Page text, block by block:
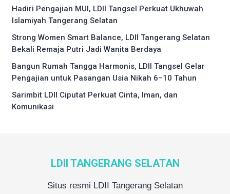
Hadiri Pengajian MUI, LDII Tangsel Perkuat Ukhuwah
Islamiyah Tangerang Selatan
Strong Women Smart Balance, LDII Tangerang Selatan
Bekali Remaja Putri Jadi Wanita Berdaya
Bangun Rumah Tangga Harmonis, LDII Tangsel Gelar
Pengajian untuk Pasangan Usia Nikah 6–10 Tahun
Sarimbit LDII Ciputat Perkuat Cinta, Iman, dan
Komunikasi
LDII TANGERANG SELATAN
Situs resmi LDII Tangerang Selatan